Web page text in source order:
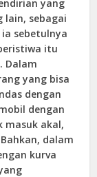
yang
lain, sebagai
sebetulnya
itu
Dalam
yang bisa
dengan
dengan
masuk akal,
dalam
kurva